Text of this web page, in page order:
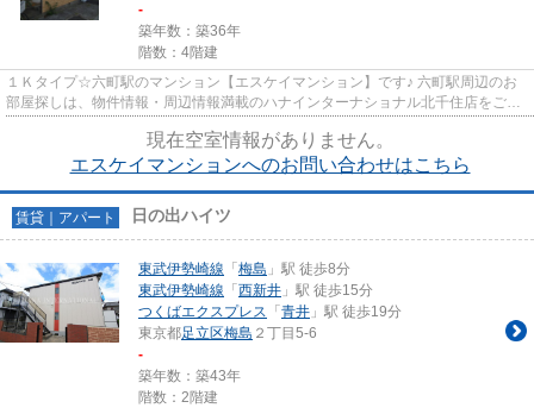
-
築年数：築36年
階数：4階建
１Ｋタイプ☆六町駅のマンション【エスケイマンション】です♪ 六町駅周辺のお
部屋探しは、物件情報・周辺情報満載のハナインターナショナル北千住店をご利
現在空室情報がありません。
エスケイマンションへのお問い合わせはこちら
賃貸｜アパート 日の出ハイツ
東武伊勢崎線 「 梅島 」駅 徒歩8分
東武伊勢崎線 「 西新井 」駅 徒歩15分
つくばエクスプレス 「 青井 」駅 徒歩19分
東京都足立区梅島 ２丁目5-6
-
築年数：築43年
階数：2階建